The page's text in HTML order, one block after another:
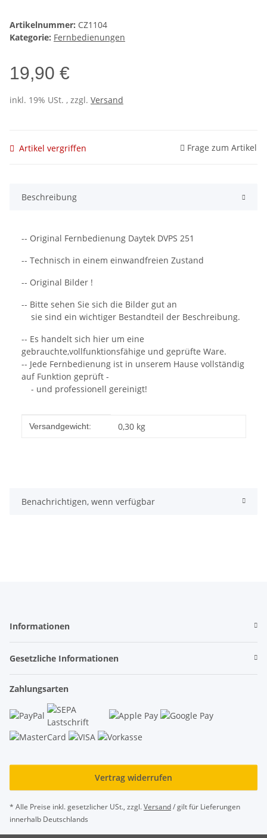
Artikelnummer: CZ1104
Kategorie: Fernbedienungen
19,90 €
inkl. 19% USt. , zzgl. Versand
Artikel vergriffen Frage zum Artikel
Beschreibung
-- Original Fernbedienung Daytek DVPS 251
-- Technisch in einem einwandfreien Zustand
-- Original Bilder !
-- Bitte sehen Sie sich die Bilder gut an
sie sind ein wichtiger Bestandteil der Beschreibung.
-- Es handelt sich hier um eine
gebrauchte,vollfunktionsfähige und geprüfte Ware.
-- Jede Fernbedienung ist in unserem Hause vollständig
auf Funktion geprüft -
- und professionell gereinigt!
Produkteigenschaft
Wert
Versandgewicht: 0,30 kg
Benachrichtigen, wenn verfügbar
Informationen
Gesetzliche Informationen
Zahlungsarten
Vertrag widerrufen
* Alle Preise inkl. gesetzlicher USt., zzgl.Versand/ gilt für Lieferungen
innerhalb Deutschlands